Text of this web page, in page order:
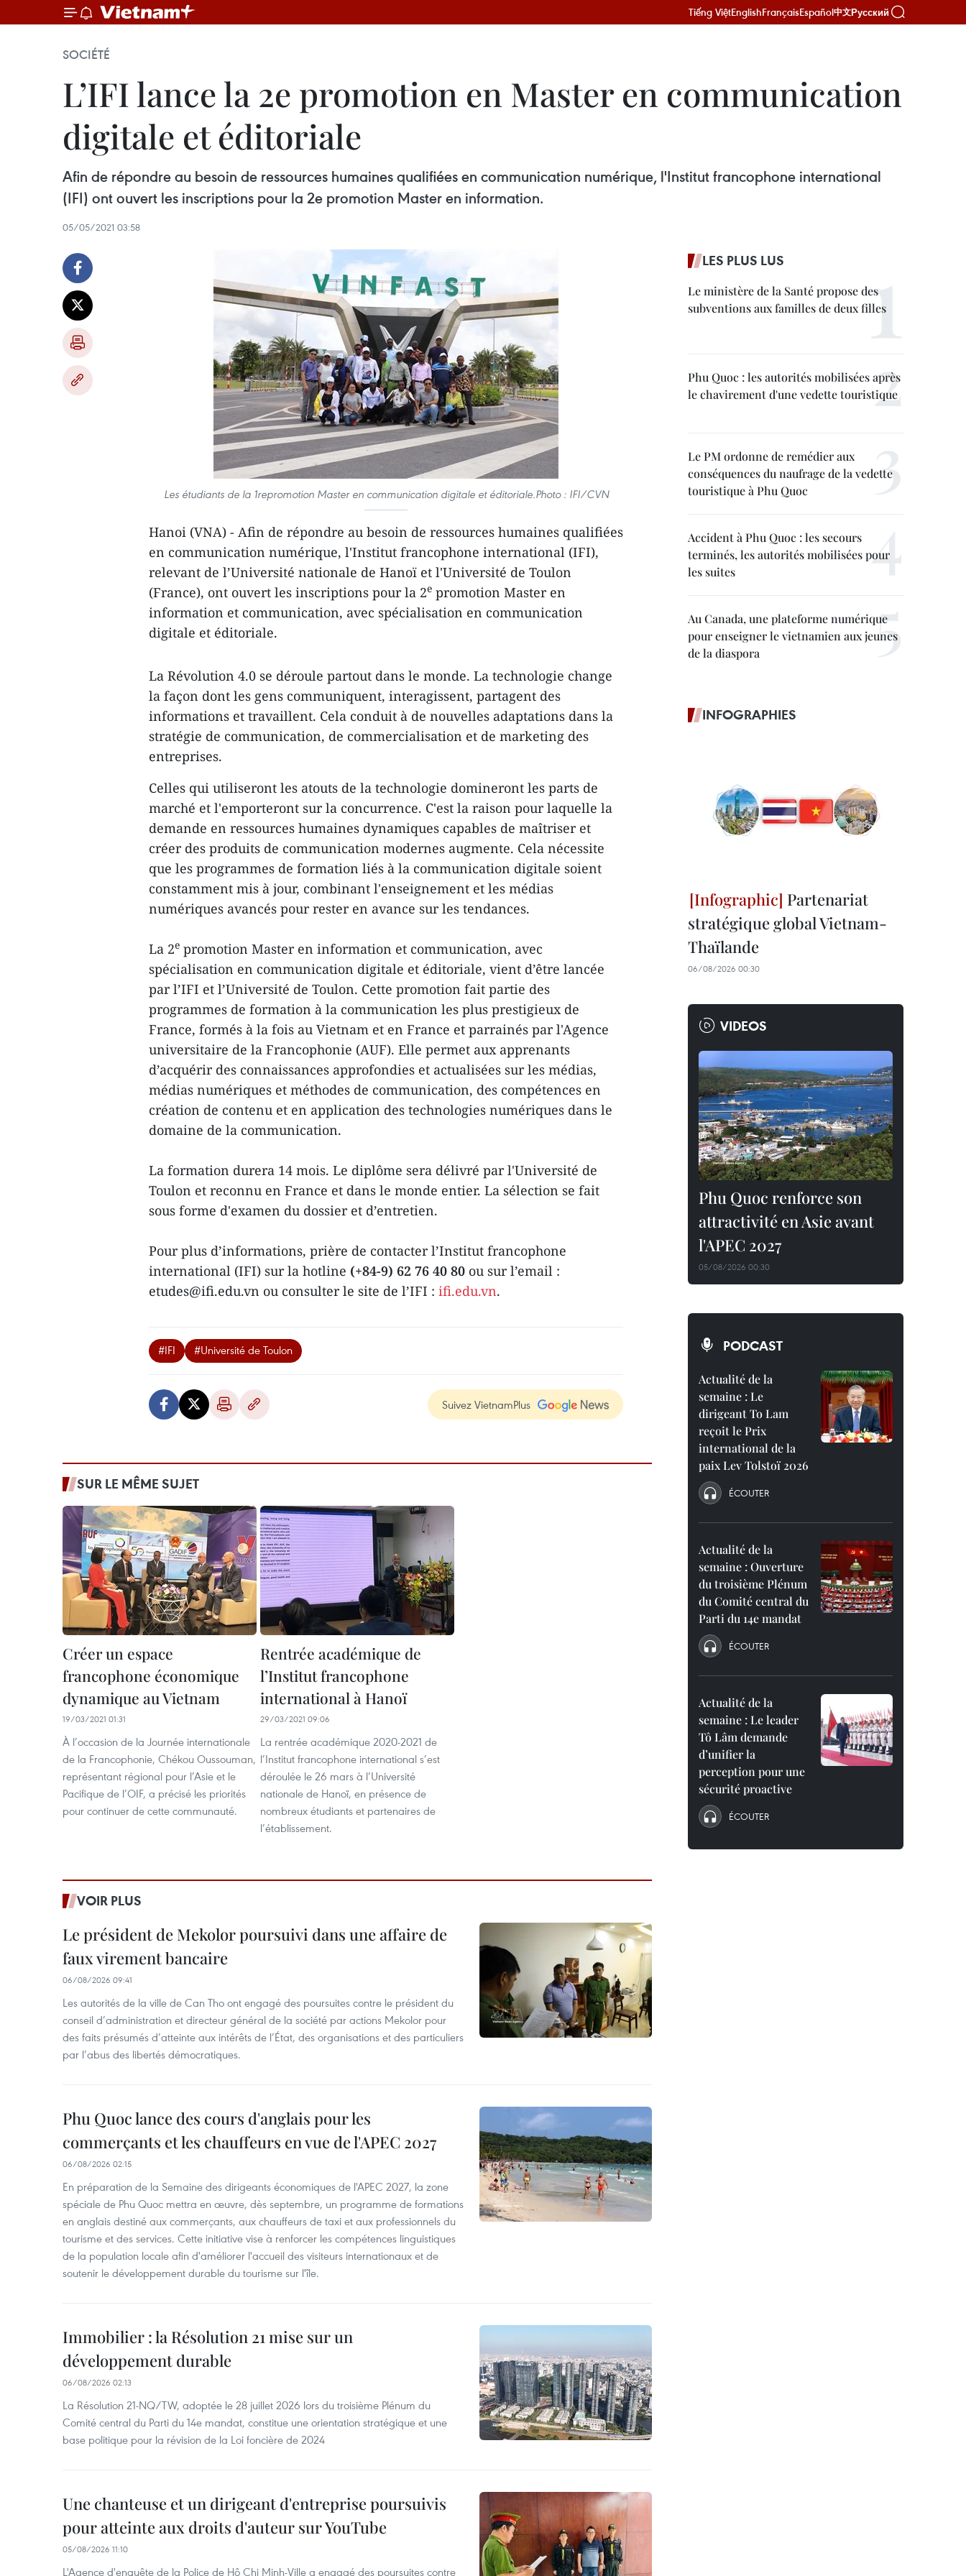
Tiếng ViệtEnglishFrançaisEspañol中文Русский
SOCIÉTÉ
L’IFI lance la 2e promotion en Master en communication
digitale et éditoriale
Afin de répondre au besoin de ressources humaines qualifiées en communication numérique, l'Institut francophone international
(IFI) ont ouvert les inscriptions pour la 2e promotion Master en information.
05/05/2021 03:58
Les étudiants de la 1repromotion Master en communication digitale et éditoriale.Photo : IFI/CVN
Hanoi (VNA) - Afin de répondre au besoin de ressources humaines qualifiées
en communication numérique, l'Institut francophone international (IFI),
relevant de l’Université nationale de Hanoï et l'Université de Toulon
(France), ont ouvert les inscriptions pour la 2e promotion Master en
information et communication, avec spécialisation en communication
digitale et éditoriale.
La Révolution 4.0 se déroule partout dans le monde. La technologie change
la façon dont les gens communiquent, interagissent, partagent des
informations et travaillent. Cela conduit à de nouvelles adaptations dans la
stratégie de communication, de commercialisation et de marketing des
entreprises.
Celles qui utiliseront les atouts de la technologie domineront les parts de
marché et l'emporteront sur la concurrence. C'est la raison pour laquelle la
demande en ressources humaines dynamiques capables de maîtriser et
créer des produits de communication modernes augmente. Cela nécessite
que les programmes de formation liés à la communication digitale soient
constamment mis à jour, combinant l'enseignement et les médias
numériques avancés pour rester en avance sur les tendances.
La 2e promotion Master en information et communication, avec
spécialisation en communication digitale et éditoriale, vient d’être lancée
par l’IFI et l’Université de Toulon. Cette promotion fait partie des
programmes de formation à la communication les plus prestigieux de
France, formés à la fois au Vietnam et en France et parrainés par l'Agence
universitaire de la Francophonie (AUF). Elle permet aux apprenants
d’acquérir des connaissances approfondies et actualisées sur les médias,
médias numériques et méthodes de communication, des compétences en
création de contenu et en application des technologies numériques dans le
domaine de la communication.
La formation durera 14 mois. Le diplôme sera délivré par l'Université de
Toulon et reconnu en France et dans le monde entier. La sélection se fait
sous forme d'examen du dossier et d’entretien.
Pour plus d’informations, prière de contacter l’Institut francophone
international (IFI) sur la hotline (+84-9) 62 76 40 80 ou sur l’email :
etudes@ifi.edu.vn ou consulter le site de l’IFI : ifi.edu.vn.
#IFI #Université de Toulon
Suivez VietnamPlus
SUR LE MÊME SUJET
Créer un espace
francophone économique
dynamique au Vietnam
19/03/2021 01:31
À l’occasion de la Journée internationale
de la Francophonie, Chékou Oussouman,
représentant régional pour l’Asie et le
Pacifique de l’OIF, a précisé les priorités
pour continuer de cette communauté.
Rentrée académique de
l’Institut francophone
international à Hanoï
29/03/2021 09:06
La rentrée académique 2020-2021 de
l’Institut francophone international s’est
déroulée le 26 mars à l’Université
nationale de Hanoï, en présence de
nombreux étudiants et partenaires de
l’établissement.
VOIR PLUS
Le président de Mekolor poursuivi dans une affaire de
faux virement bancaire
06/08/2026 09:41
Les autorités de la ville de Can Tho ont engagé des poursuites contre le président du
conseil d’administration et directeur général de la société par actions Mekolor pour
des faits présumés d’atteinte aux intérêts de l’État, des organisations et des particuliers
par l’abus des libertés démocratiques.
Phu Quoc lance des cours d'anglais pour les
commerçants et les chauffeurs en vue de l'APEC 2027
06/08/2026 02:15
En préparation de la Semaine des dirigeants économiques de l'APEC 2027, la zone
spéciale de Phu Quoc mettra en œuvre, dès septembre, un programme de formations
en anglais destiné aux commerçants, aux chauffeurs de taxi et aux professionnels du
tourisme et des services. Cette initiative vise à renforcer les compétences linguistiques
de la population locale afin d'améliorer l'accueil des visiteurs internationaux et de
soutenir le développement durable du tourisme sur l'île.
Immobilier : la Résolution 21 mise sur un
développement durable
06/08/2026 02:13
La Résolution 21-NQ/TW, adoptée le 28 juillet 2026 lors du troisième Plénum du
Comité central du Parti du 14e mandat, constitue une orientation stratégique et une
base politique pour la révision de la Loi foncière de 2024
Une chanteuse et un dirigeant d'entreprise poursuivis
pour atteinte aux droits d'auteur sur YouTube
05/08/2026 11:10
L'Agence d'enquête de la Police de Hô Chi Minh-Ville a engagé des poursuites contre
LES PLUS LUS
Le ministère de la Santé propose des
subventions aux familles de deux filles
Phu Quoc : les autorités mobilisées après
le chavirement d'une vedette touristique
Le PM ordonne de remédier aux
conséquences du naufrage de la vedette
touristique à Phu Quoc
Accident à Phu Quoc : les secours
terminés, les autorités mobilisées pour
les suites
Au Canada, une plateforme numérique
pour enseigner le vietnamien aux jeunes
de la diaspora
INFOGRAPHIES
Partenariat
stratégique global Vietnam-
Thaïlande
06/08/2026 00:30
VIDEOS
Phu Quoc renforce son
attractivité en Asie avant
l'APEC 2027
05/08/2026 00:30
PODCAST
Actualité de la
semaine : Le
dirigeant To Lam
reçoit le Prix
international de la
paix Lev Tolstoï 2026
ÉCOUTER
Actualité de la
semaine : Ouverture
du troisième Plénum
du Comité central du
Parti du 14e mandat
ÉCOUTER
Actualité de la
semaine : Le leader
Tô Lâm demande
d’unifier la
perception pour une
sécurité proactive
ÉCOUTER